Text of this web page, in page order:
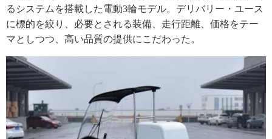
るシステムを搭載した電動3輪モデル。デリバリー・ユース
に標的を絞り、必要とされる装備、走行距離、価格をテー
マとしつつ、高い品質の提供にこだわった。